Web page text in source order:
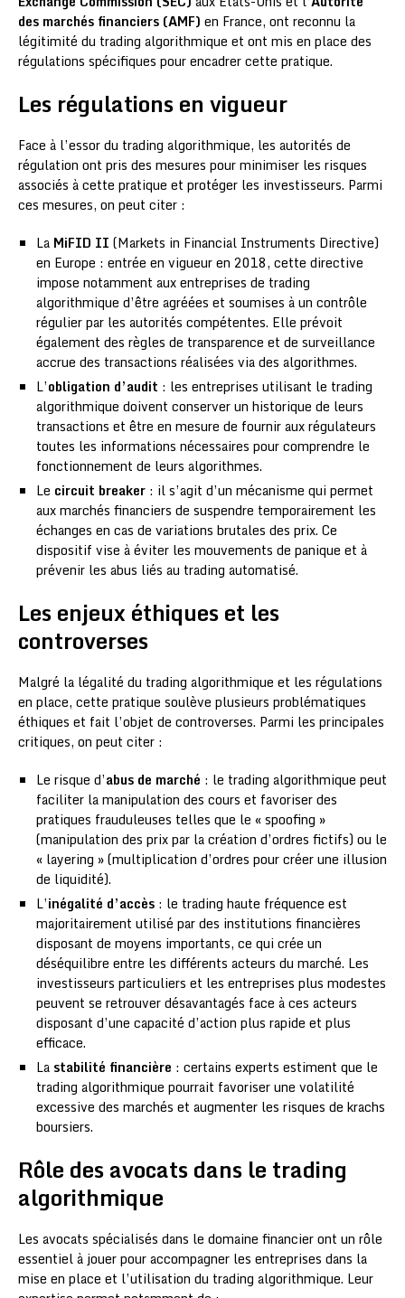
des marchés financiers (AMF) en France, ont reconnu la
légitimité du trading algorithmique et ont mis en place des
régulations spécifiques pour encadrer cette pratique.
Les régulations en vigueur
Face à l’essor du trading algorithmique, les autorités de
régulation ont pris des mesures pour minimiser les risques
associés à cette pratique et protéger les investisseurs. Parmi
ces mesures, on peut citer :
La MiFID II (Markets in Financial Instruments Directive)
en Europe : entrée en vigueur en 2018, cette directive
impose notamment aux entreprises de trading
algorithmique d’être agréées et soumises à un contrôle
régulier par les autorités compétentes. Elle prévoit
également des règles de transparence et de surveillance
accrue des transactions réalisées via des algorithmes.
L’obligation d’audit : les entreprises utilisant le trading
algorithmique doivent conserver un historique de leurs
transactions et être en mesure de fournir aux régulateurs
toutes les informations nécessaires pour comprendre le
fonctionnement de leurs algorithmes.
Le circuit breaker : il s’agit d’un mécanisme qui permet
aux marchés financiers de suspendre temporairement les
échanges en cas de variations brutales des prix. Ce
dispositif vise à éviter les mouvements de panique et à
prévenir les abus liés au trading automatisé.
Les enjeux éthiques et les
controverses
Malgré la légalité du trading algorithmique et les régulations
en place, cette pratique soulève plusieurs problématiques
éthiques et fait l’objet de controverses. Parmi les principales
critiques, on peut citer :
Le risque d’abus de marché : le trading algorithmique peut
faciliter la manipulation des cours et favoriser des
pratiques frauduleuses telles que le « spoofing »
(manipulation des prix par la création d’ordres fictifs) ou le
« layering » (multiplication d’ordres pour créer une illusion
de liquidité).
L’inégalité d’accès : le trading haute fréquence est
majoritairement utilisé par des institutions financières
disposant de moyens importants, ce qui crée un
déséquilibre entre les différents acteurs du marché. Les
investisseurs particuliers et les entreprises plus modestes
peuvent se retrouver désavantagés face à ces acteurs
disposant d’une capacité d’action plus rapide et plus
efficace.
La stabilité financière : certains experts estiment que le
trading algorithmique pourrait favoriser une volatilité
excessive des marchés et augmenter les risques de krachs
boursiers.
Rôle des avocats dans le trading
algorithmique
Les avocats spécialisés dans le domaine financier ont un rôle
essentiel à jouer pour accompagner les entreprises dans la
mise en place et l’utilisation du trading algorithmique. Leur